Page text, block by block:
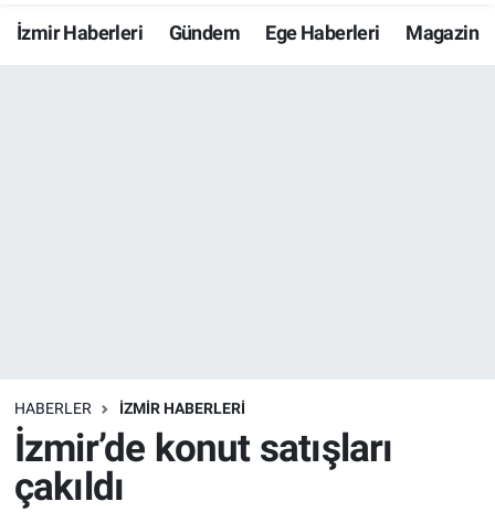
İzmir Haberleri Gündem Ege Haberleri Magazin
HABERLER İZMİR HABERLERİ
İzmir’de konut satışları
çakıldı
Resmi İlanlar